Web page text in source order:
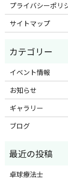
プライバシーポリ
サイトマップ
イベント情報
お知らせ
ギャラリー
ブログ
卓球療法士